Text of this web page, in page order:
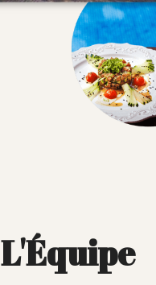
L'Équipe